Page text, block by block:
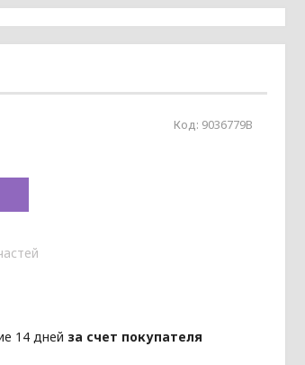
Код: 9036779B
14 дней за счет покупателя